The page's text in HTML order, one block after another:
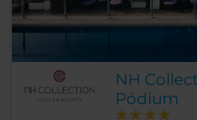
NH
Pódium